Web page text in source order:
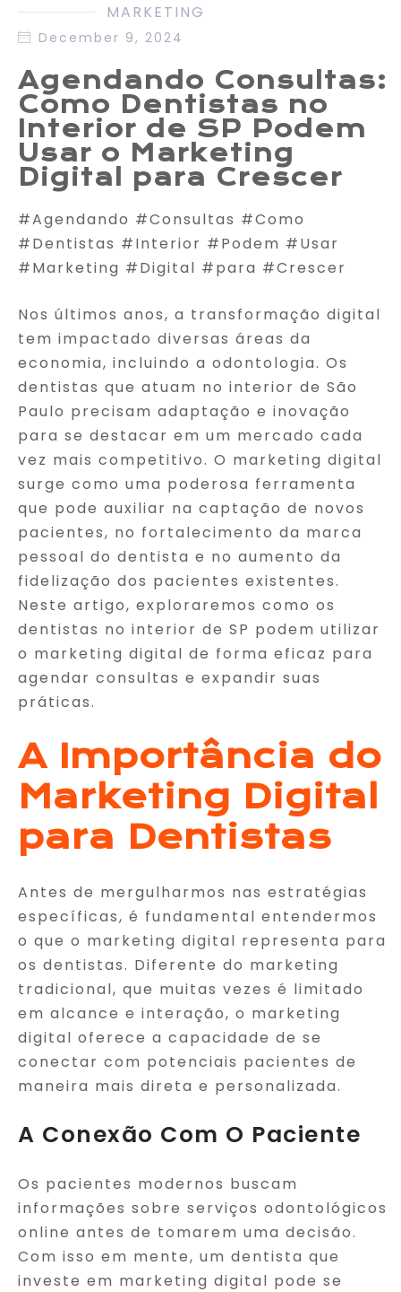
MARKETING
December 9, 2024
Agendando Consultas:
Como Dentistas no
Interior de SP Podem
Usar o Marketing
Digital para Crescer
#Agendando #Consultas #Como
#Dentistas #Interior #Podem #Usar
#Marketing #Digital #para #Crescer
Nos últimos anos, a transformação digital
tem impactado diversas áreas da
economia, incluindo a odontologia. Os
dentistas que atuam no interior de São
Paulo precisam adaptação e inovação
para se destacar em um mercado cada
vez mais competitivo. O marketing digital
surge como uma poderosa ferramenta
que pode auxiliar na captação de novos
pacientes, no fortalecimento da marca
pessoal do dentista e no aumento da
fidelização dos pacientes existentes.
Neste artigo, exploraremos como os
dentistas no interior de SP podem utilizar
o marketing digital de forma eficaz para
agendar consultas e expandir suas
práticas.
A Importância do
Marketing Digital
para Dentistas
Antes de mergulharmos nas estratégias
específicas, é fundamental entendermos
o que o marketing digital representa para
os dentistas. Diferente do marketing
tradicional, que muitas vezes é limitado
em alcance e interação, o marketing
digital oferece a capacidade de se
conectar com potenciais pacientes de
maneira mais direta e personalizada.
A Conexão Com O Paciente
Os pacientes modernos buscam
informações sobre serviços odontológicos
online antes de tomarem uma decisão.
Com isso em mente, um dentista que
investe em marketing digital pode se